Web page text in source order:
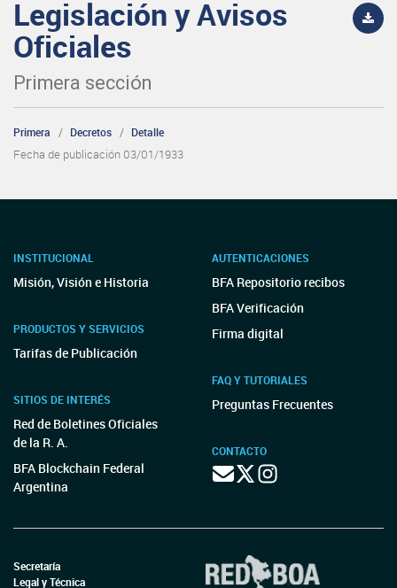
Legislación y Avisos
Oficiales
Primera sección
Primera Decretos Detalle
Fecha de publicación 03/01/1933
INSTITUCIONAL
Misión, Visión e Historia
PRODUCTOS Y SERVICIOS
Tarifas de Publicación
SITIOS DE INTERÉS
Red de Boletines Oficiales
de la R. A.
BFA Blockchain Federal
Argentina
AUTENTICACIONES
BFA Repositorio recibos
BFA Verificación
Firma digital
FAQ Y TUTORIALES
Preguntas Frecuentes
CONTACTO
Secretaría
Legal y Técnica